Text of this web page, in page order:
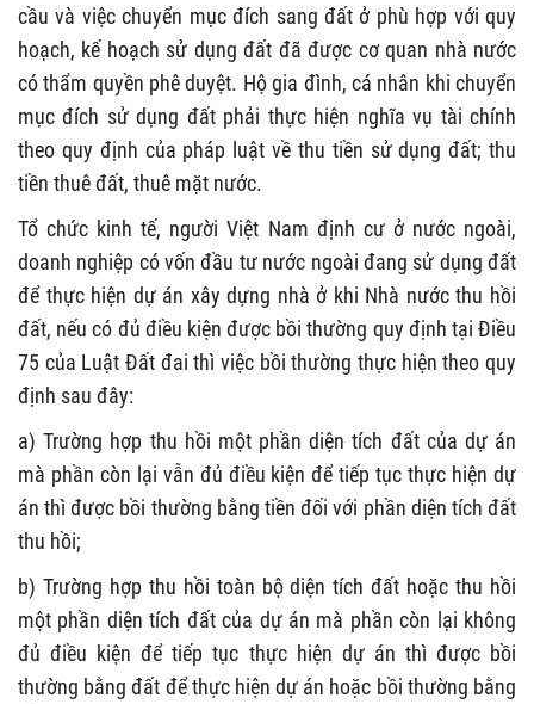
cầu và việc chuyển mục đích sang đất ở phù hợp với quy
hoạch, kế hoạch sử dụng đất đã được cơ quan nhà nước
có thẩm quyền phê duyệt. Hộ gia đình, cá nhân khi chuyển
mục đích sử dụng đất phải thực hiện nghĩa vụ tài chính
theo quy định của pháp luật về thu tiền sử dụng đất; thu
tiền thuê đất, thuê mặt nước.
Tổ chức kinh tế, người Việt Nam định cư ở nước ngoài,
doanh nghiệp có vốn đầu tư nước ngoài đang sử dụng đất
để thực hiện dự án xây dựng nhà ở khi Nhà nước thu hồi
đất, nếu có đủ điều kiện được bồi thường quy định tại Điều
75 của Luật Đất đai thì việc bồi thường thực hiện theo quy
định sau đây:
a) Trường hợp thu hồi một phần diện tích đất của dự án
mà phần còn lại vẫn đủ điều kiện để tiếp tục thực hiện dự
án thì được bồi thường bằng tiền đối với phần diện tích đất
thu hồi;
b) Trường hợp thu hồi toàn bộ diện tích đất hoặc thu hồi
một phần diện tích đất của dự án mà phần còn lại không
đủ điều kiện để tiếp tục thực hiện dự án thì được bồi
thường bằng đất để thực hiện dự án hoặc bồi thường bằng